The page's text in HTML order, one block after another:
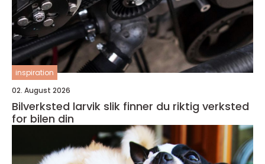
inspiration
02. August 2026
Bilverksted larvik slik finner du riktig verksted
for bilen din